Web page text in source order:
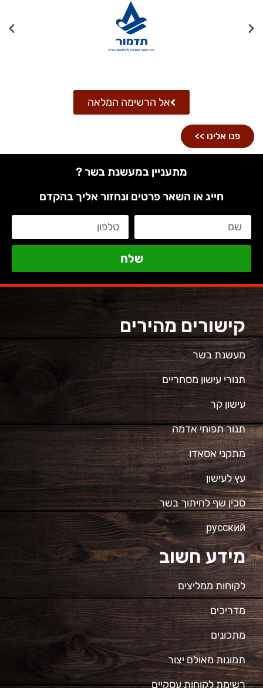
אל הרשימה המלאה
פנו אלינו >>
מתעניין במעשנת בשר ?
חייג או השאר פרטים ונחזור אליך בהקדם
שלח
קישורים מהירים
מעשנת בשר
תנורי עישון מסחריים
עישון קר
תנור תפוחי אדמה
מתקני אסאדו
עץ לעישון
סכין שף לחיתוך בשר
русский
מידע חשוב
לקוחות ממליצים
מדריכים
מתכונים
תמונות מאולם יצור
רשימת לקוחות עסקיים